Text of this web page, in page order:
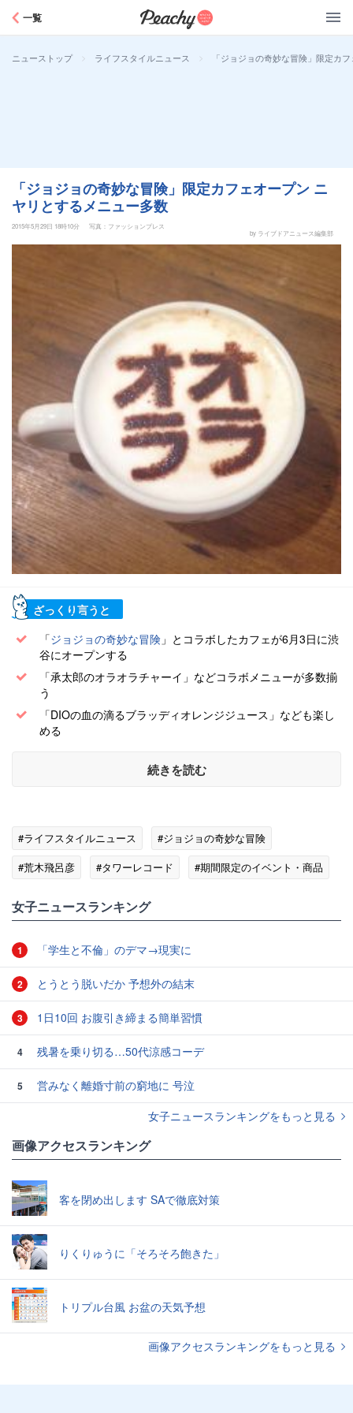
一覧
ニューストップ > ライフスタイルニュース > 「ジョジョの奇妙な冒険」限定カ
「ジョジョの奇妙な冒険」限定カフェオープン ニ
ヤリとするメニュー多数
2015年5月29日 18時10分
写真：ファッションプレス
by ライブドアニュース編集部
ざっくり言うと
「ジョジョの奇妙な冒険 」とコラボしたカフェが6月3日に渋
谷にオープンする
「承太郎のオラオラチャーイ」などコラボメニューが多数揃
う
「DIOの血の滴るブラッディオレンジジュース」なども楽し
める
続きを読む
#ライフスタイルニュース
#ジョジョの奇妙な冒険
#荒木飛呂彦
#タワーレコード #期間限定のイベント・商品
女子ニュースランキング
1 「学生と不倫」のデマ→現実に
2 とうとう脱いだか 予想外の結末
3 1日10回 お腹引き締まる簡単習慣
4 残暑を乗り切る…50代涼感コーデ
5
営みなく離婚寸前の窮地に 号泣
女子ニュースランキングをもっと見る
画像アクセスランキング
客を閉め出します SAで徹底対策
りくりゅうに「そろそろ飽きた」
トリプル台風 お盆の天気予想
画像アクセスランキングをもっと見る